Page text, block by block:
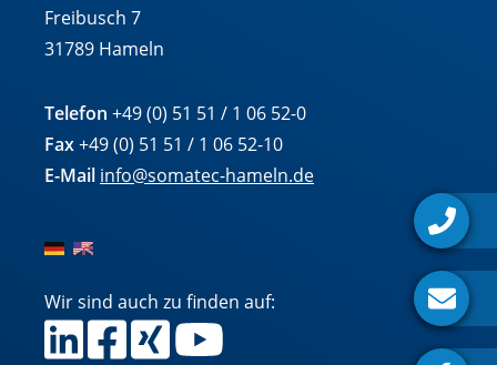
Freibusch 7
31789 Hameln
Telefon +49 (0) 51 51 / 1 06 52-0
Fax+49 (0) 51 51 / 1 06 52-10
E-Mail info@somatec-hameln.de
Wir sind auch zu finden auf: